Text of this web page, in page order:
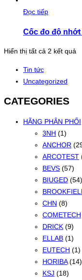
Đọc tiếp
Cốc đo độ nhớt
Hiển thị tất cả 2 kết quả
Tin tức
Uncategorized
CATEGORIES
HÃNG PHÂN PHỐI
3NH (1)
ANCHOR
ARCOTEST
BEVS (57)
BIUGED (54)
CHN (8)
COMETECH
DRICK (9)
ELLAB (1)
EUTECH (1)
HORIBA (14)
KSJ (18)